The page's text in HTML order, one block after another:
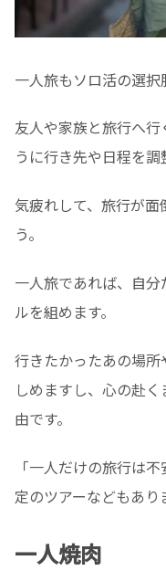
一人旅もソロ活の選択
友人や家族と旅行へ
うに行き先や日程を調
気疲れして、旅行が
う。
一人旅であれば、自
ルを組めます。
行きたかったあの場
しめますし、心の赴
由です。
「一人だけの旅行は
定のツアーなどもあり
一人焼肉